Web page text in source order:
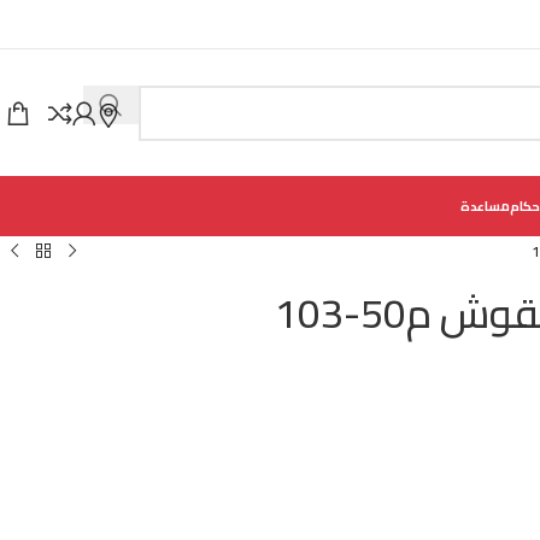
مساعدة
103